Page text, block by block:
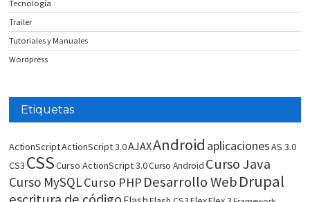
Tecnología
Trailer
Tutoriales y Manuales
Wordpress
Etiquetas
ActionScriptActionScript 3.0AJAXAndroid aplicacionesAS 3.0
CS3 CSSCurso ActionScript 3.0Curso Android Curso Java
Curso MySQLCurso PHP Desarrollo WebDrupal